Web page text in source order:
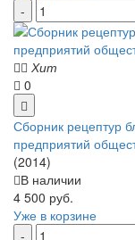
Хит
0
Сборник рецептур
предприятий
(2014)
В наличии
4 500 руб.
Уже в корзине